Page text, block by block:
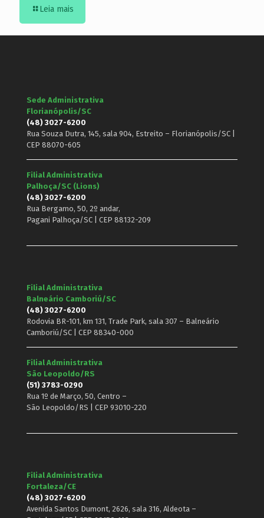
Leia mais
Sede Administrativa
Florianópolis/SC
(48) 3027-6200
Rua Souza Dutra, 145, sala 904, Estreito – Florianópolis/SC |
CEP 88070-605
Filial Administrativa
Palhoça/SC (Lions)
(48) 3027-6200
Rua Bergamo, 50, 2º andar,
Pagani Palhoça/SC | CEP 88132-209
Filial Administrativa
Balneário Camboriú/SC
(48) 3027-6200
Rodovia BR-101, km 131, Trade Park, sala 307 – Balneário
Camboriú/SC | CEP 88340-000
Filial Administrativa
São Leopoldo/RS
(51) 3783-0290
Rua 1º de Março, 50, Centro –
São Leopoldo/RS | CEP 93010-220
Filial Administrativa
Fortaleza/CE
(48) 3027-6200
Avenida Santos Dumont, 2626, sala 316, Aldeota –